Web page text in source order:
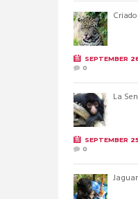
SEPTEMBER
0
La
SEPTEMBER
0